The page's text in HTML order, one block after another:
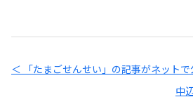
＜ 「たまごせんせい」の記事がネット
中